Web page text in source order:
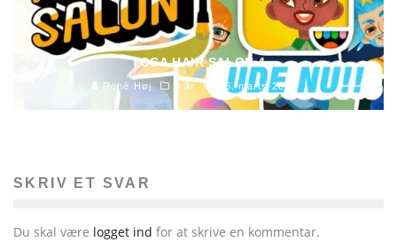
TOCA HAIR SALON 4
René Høj 3 år 16. marts 2020
SKRIV ET SVAR
Du skal være logget ind for at skrive en kommentar.